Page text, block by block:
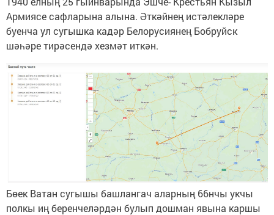
Армиясе сафларына алына. Әткәйнең истәлекләре
буенча ул сугышка кадәр Белорусиянең Бобруйск
шәһәре тирәсендә хезмәт иткән.
Бөек Ватан сугышы башлангач аларның 66нчы укчы
полкы иң беренчеләрдән булып дошман явына каршы